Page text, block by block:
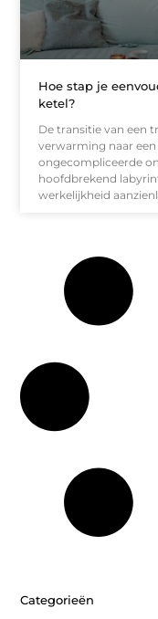
Hoe stap je
ketel?
De transitie van een
verwarming naar
ongecompliceerde
hoofdbrekend
werkelijkheid
Categorieën